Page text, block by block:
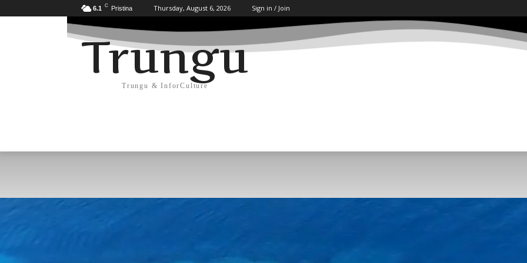
6.1 C Pristina Thursday, August 6, 2026 Sign in / Join
Trungu
Trungu & InforCulture